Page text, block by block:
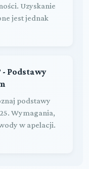
Uzyskanie
jest jednak
- Podstawy
podstawy
Wymagania,
w apelacji.